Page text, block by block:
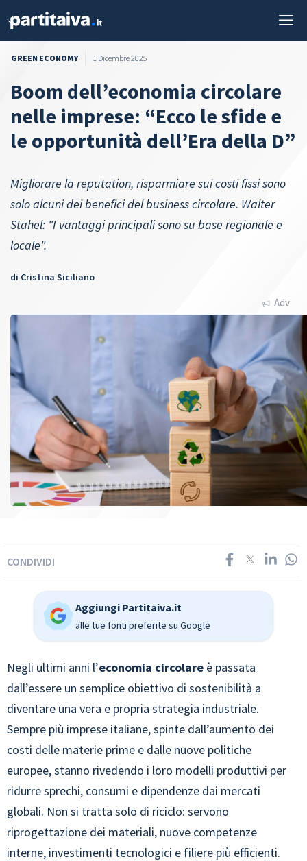
GREEN ECONOMY 1 Dicembre 2025
Boom dell’economia circolare
nelle imprese: “Ecco le sfide e
le opportunità dell’Era della D”
Migliorare la reputation, risparmiare sui costi fissi sono
solo alcuni dei benefici del business circolare. Walter
Stahel: "I vantaggi principali sono su base regionale e
locale".
di Cristina Siciliano
Adv
CONDIVIDI
Aggiungi Partitaiva.it
alle tue fonti preferite su Google
Negli ultimi anni l’economia circolare è passata
dall’essere un semplice obiettivo di sostenibilità a
diventare una vera e propria strategia industriale.
Sempre più imprese italiane, spinte dall’aumento dei
costi delle materie prime e dalle nuove politiche
europee, stanno rivedendo i loro modelli produttivi per
ridurre sprechi, consumi e dipendenze dai mercati
globali. Non si tratta solo di riciclo: servono
riprogettazione dei materiali, nuove competenze
interne, investimenti tecnologici e filiere più efficienti.